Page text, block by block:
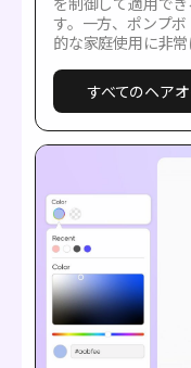
す。一方、ポンプ
的な家庭使用に非常
すべてのヘア